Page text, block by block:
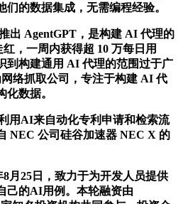
的数据集成，无需编程经验。
AgentGPT，是构建 AI 代理的
，一周内获得超 10 万每日用
到构建通用 AI 代理的范围过于广
络抓取公司，专注于构建 AI 代
数据。
AI来自动化专利申请和检索流
NEC 公司硅谷加速器 NEC X 的
25日，致力于为开发人员提供
己的AI用例。本轮融资由